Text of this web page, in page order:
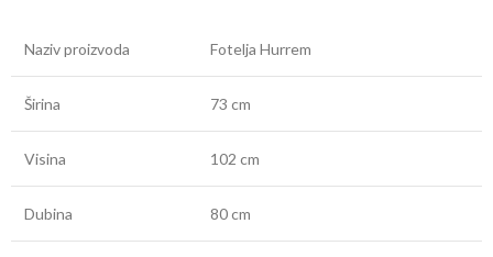
Naziv proizvoda Fotelja Hurrem
Širina 73 cm
Visina 102 cm
Dubina 80 cm